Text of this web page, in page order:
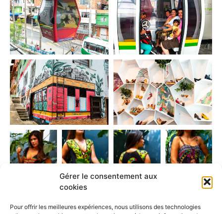
Gérer le consentement aux
cookies
Pour offrir les meilleures expériences, nous utilisons des technologies